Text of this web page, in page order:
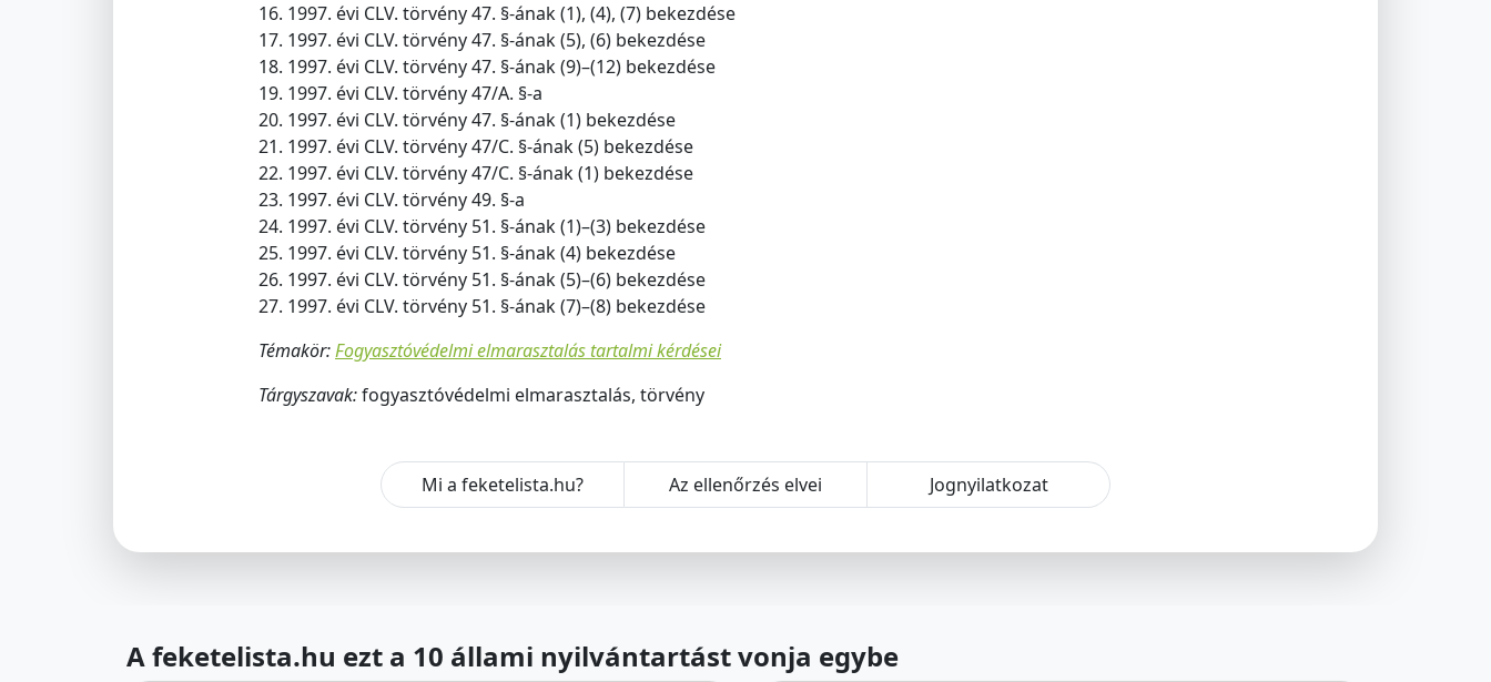
16. 1997. évi CLV. törvény 47. §-ának (1), (4), (7) bekezdése
17. 1997. évi CLV. törvény 47. §-ának (5), (6) bekezdése
18. 1997. évi CLV. törvény 47. §-ának (9)–(12) bekezdése
19. 1997. évi CLV. törvény 47/A. §-a
20. 1997. évi CLV. törvény 47. §-ának (1) bekezdése
21. 1997. évi CLV. törvény 47/C. §-ának (5) bekezdése
22. 1997. évi CLV. törvény 47/C. §-ának (1) bekezdése
23. 1997. évi CLV. törvény 49. §-a
24. 1997. évi CLV. törvény 51. §-ának (1)–(3) bekezdése
25. 1997. évi CLV. törvény 51. §-ának (4) bekezdése
26. 1997. évi CLV. törvény 51. §-ának (5)–(6) bekezdése
27. 1997. évi CLV. törvény 51. §-ának (7)–(8) bekezdése
Témakör:Fogyasztóvédelmi elmarasztalás tartalmi kérdései
Tárgyszavak:fogyasztóvédelmi elmarasztalás, törvény
Mi a feketelista.hu? Az ellenőrzés elvei Jognyilatkozat
A feketelista.hu ezt a 10 állami nyilvántartást vonja egybe